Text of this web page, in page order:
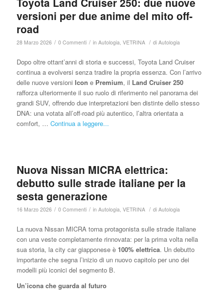
versioni per due anime del mito off-
road
28 Marzo 2026 / 0 Commenti / in Autologia, VETRINA / di Autologia
Dopo oltre ottant’anni di storia e successi, Toyota Land Cruiser
continua a evolversi senza tradire la propria essenza. Con l’arrivo
delle nuove versioni Icon e Premium, il Land Cruiser 250
rafforza ulteriormente il suo ruolo di riferimento nel panorama dei
grandi SUV, offrendo due interpretazioni ben distinte dello stesso
DNA: una votata all’off-road più autentico, l’altra orientata a
comfort, … Continua a leggere...
Nuova Nissan MICRA elettrica:
debutto sulle strade italiane per la
sesta generazione
16 Marzo 2026 / 0 Commenti / in Autologia, VETRINA / di Autologia
La nuova Nissan MICRA torna protagonista sulle strade italiane
con una veste completamente rinnovata: per la prima volta nella
sua storia, la city car giapponese è 100% elettrica. Un debutto
importante che segna l’inizio di un nuovo capitolo per uno dei
modelli più iconici del segmento B.
Un’icona che guarda al futuro